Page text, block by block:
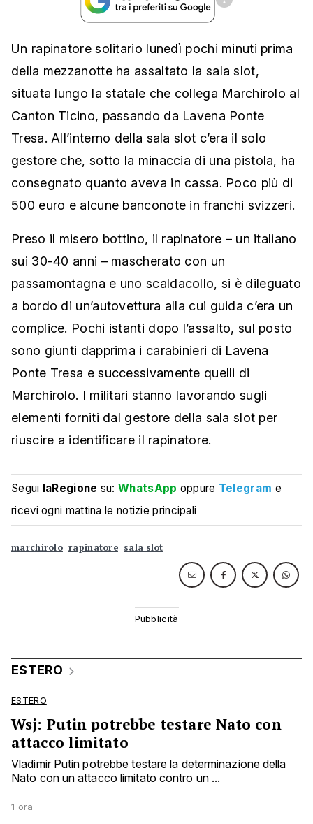
Un rapinatore solitario lunedì pochi minuti prima
della mezzanotte ha assaltato la sala slot,
situata lungo la statale che collega Marchirolo al
Canton Ticino, passando da Lavena Ponte
Tresa. All’interno della sala slot c’era il solo
gestore che, sotto la minaccia di una pistola, ha
consegnato quanto aveva in cassa. Poco più di
500 euro e alcune banconote in franchi svizzeri.
Preso il misero bottino, il rapinatore – un italiano
sui 30-40 anni – mascherato con un
passamontagna e uno scaldacollo, si è dileguato
a bordo di un’autovettura alla cui guida c’era un
complice. Pochi istanti dopo l’assalto, sul posto
sono giunti dapprima i carabinieri di Lavena
Ponte Tresa e successivamente quelli di
Marchirolo. I militari stanno lavorando sugli
elementi forniti dal gestore della sala slot per
riuscire a identificare il rapinatore.
Segui laRegione su:WhatsApp oppure Telegram e
ricevi ogni mattina le notizie principali
marchirolo rapinatore sala slot
ESTERO
ESTERO
Wsj: Putin potrebbe testare Nato con
attacco limitato
Vladimir Putin potrebbe testare la determinazione della
Nato con un attacco limitato contro un ...
1 ora